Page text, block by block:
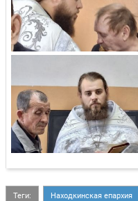
Теги: Находкинская епархия